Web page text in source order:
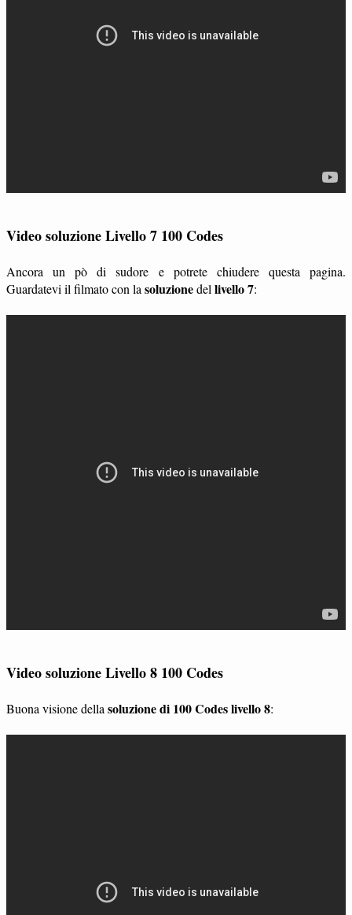
Video soluzione Livello 7 100 Codes
Ancora un pò di sudore e potrete chiudere questa pagina.
Guardatevi il filmato con la soluzionedel livello 7:
Video soluzione Livello 8 100 Codes
Buona visione della soluzione di 100 Codes livello 8: